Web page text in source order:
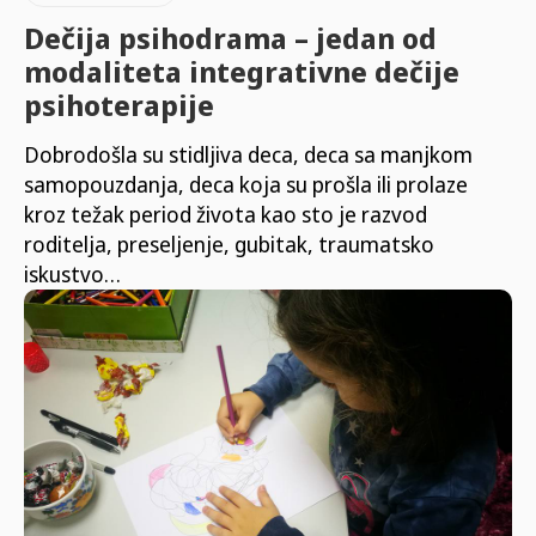
Dečija psihodrama – jedan od
modaliteta integrativne dečije
psihoterapije
Dobrodošla su stidljiva deca, deca sa manjkom
samopouzdanja, deca koja su prošla ili prolaze
kroz težak period života kao sto je razvod
roditelja, preseljenje, gubitak, traumatsko
iskustvo…